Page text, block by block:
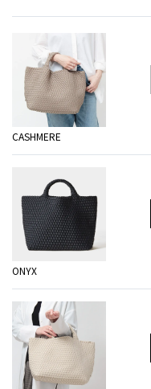
CASHMERE
ONYX